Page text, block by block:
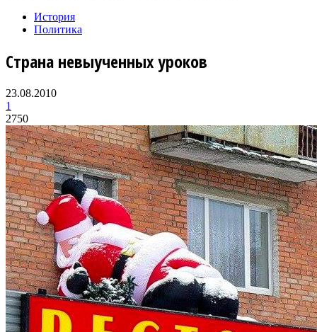
История
Политика
Страна невыученных уроков
23.08.2010
1
2750